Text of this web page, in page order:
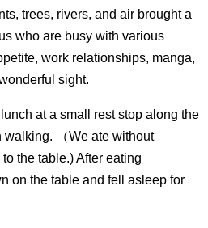
trees, rivers, and air brought a
who are busy with various
work relationships, manga,
sight.
at a small rest stop along the
walking. （We ate without
the table.) After eating
on the table and fell asleep for